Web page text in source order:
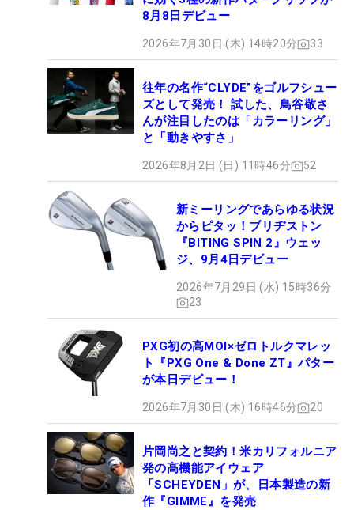
8月8日デビュー
2026年7月30日 (木) 14時20分 33
往年の名作“CLYDE”をゴルフシュー
ズとして発売！ 試した、鳥谷敬さ
んが注目したのは「カラーリング」
と「動きやすさ」
2026年8月2日 (日) 11時46分 52
新ミーリングであらゆる状況
からピタッ！ブリヂストン
『BITING SPIN 2』ウェッ
ジ、9月4日デビュー
2026年7月29日 (水) 15時36分
23
PXG初の高MOI×ゼロトルクマレッ
ト『PXG One & Done ZT』パター
が本日デビュー！
2026年7月30日 (木) 16時46分 20
片岡尚之と契約！米カリフォルニア
発の高機能アイウェア
「SCHEYDEN」が、日本製造の新
作『GIMME』を発売